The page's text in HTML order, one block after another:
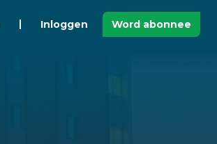
Inloggen Word abonnee